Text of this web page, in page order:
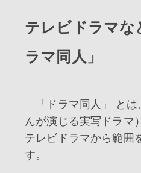
テレビドラマな
ラマ同人」
「ドラマ同人」 とは
んが演じる実写ドラマ
テレビドラマから範囲
す。